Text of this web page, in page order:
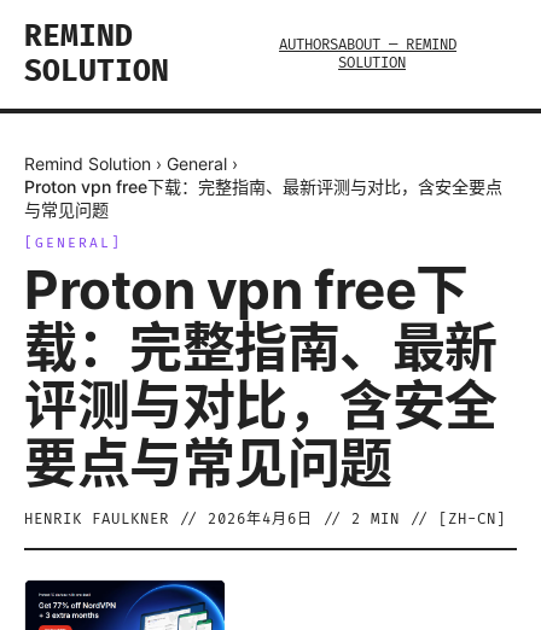
REMIND
SOLUTION
AUTHORSABOUT — REMIND
SOLUTION
Remind Solution › General ›
Proton vpn free下载：完整指南、最新评测与对比，含安全要点
与常见问题
GENERAL
Proton vpn free下
载：完整指南、最新
评测与对比，含安全
要点与常见问题
HENRIK FAULKNER // 2026年4月6日 // 2 MIN // [ ZH-CN